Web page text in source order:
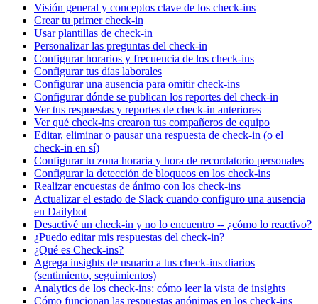
Visión general y conceptos clave de los check-ins
Crear tu primer check-in
Usar plantillas de check-in
Personalizar las preguntas del check-in
Configurar horarios y frecuencia de los check-ins
Configurar tus días laborales
Configurar una ausencia para omitir check-ins
Configurar dónde se publican los reportes del check-in
Ver tus respuestas y reportes de check-in anteriores
Ver qué check-ins crearon tus compañeros de equipo
Editar, eliminar o pausar una respuesta de check-in (o el
check-in en sí)
Configurar tu zona horaria y hora de recordatorio personales
Configurar la detección de bloqueos en los check-ins
Realizar encuestas de ánimo con los check-ins
Actualizar el estado de Slack cuando configuro una ausencia
en Dailybot
Desactivé un check-in y no lo encuentro -- ¿cómo lo reactivo?
¿Puedo editar mis respuestas del check-in?
¿Qué es Check-ins?
Agrega insights de usuario a tus check-ins diarios
(sentimiento, seguimientos)
Analytics de los check-ins: cómo leer la vista de insights
Cómo funcionan las respuestas anónimas en los check-ins